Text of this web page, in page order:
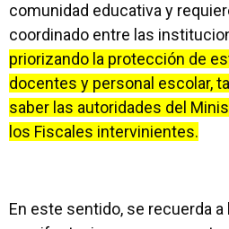
comunidad educativa y
coordinado entre las
priorizando la protección de
docentes y personal escolar,
saber las autoridades del
los Fiscales intervinientes.
En este sentido, se recuerda